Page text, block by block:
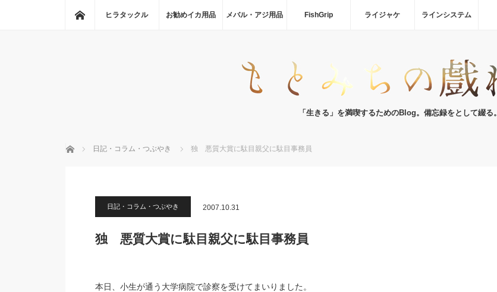
ホーム
ヒラタックル お勧めイカ用品 メバル・アジ用品 FishGrip ライジャケ ラインシステム
「生きる」を満喫するためのBlog。備忘録をとして綴る。
ホーム 日記・コラム・つぶやき 独 悪質大賞に駄目親父に駄目事務員
日記・コラム・つぶやき 2007.10.31
独 悪質大賞に駄目親父に駄目事務員
本日、小生が通う大学病院で診察を受けてまいりました。